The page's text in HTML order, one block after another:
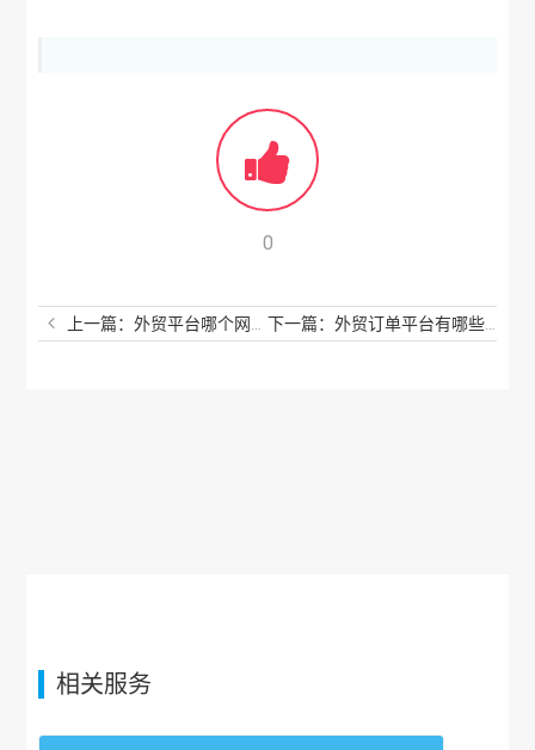
0
上一篇：外贸平台哪个网站最好？好用的外贸平台网站有哪些？
相关服务